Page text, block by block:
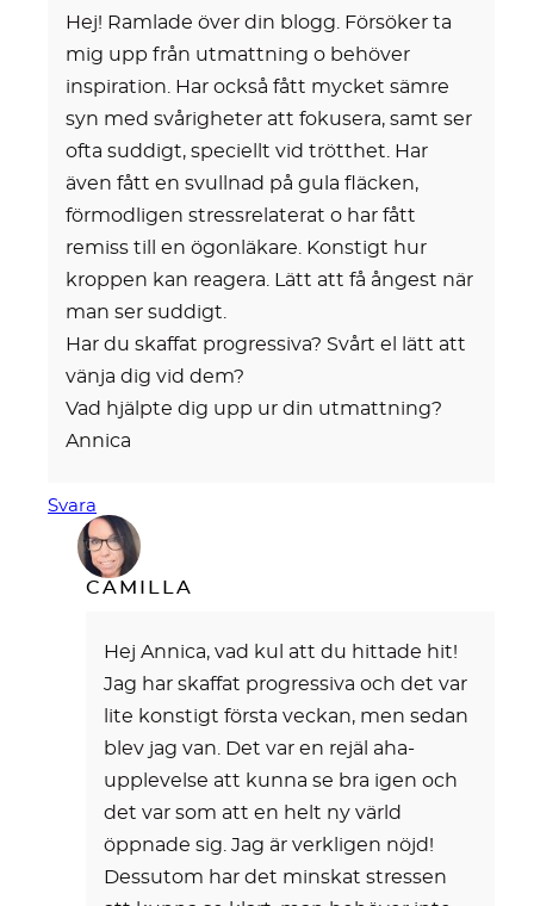
Hej! Ramlade över din blogg. Försöker ta
mig upp från utmattning o behöver
inspiration. Har också fått mycket sämre
syn med svårigheter att fokusera, samt ser
ofta suddigt, speciellt vid trötthet. Har
även fått en svullnad på gula fläcken,
förmodligen stressrelaterat o har fått
remiss till en ögonläkare. Konstigt hur
kroppen kan reagera. Lätt att få ångest när
man ser suddigt.
Har du skaffat progressiva? Svårt el lätt att
vänja dig vid dem?
Vad hjälpte dig upp ur din utmattning?
Annica
Svara
CAMILLA
Hej Annica, vad kul att du hittade hit!
Jag har skaffat progressiva och det var
lite konstigt första veckan, men sedan
blev jag van. Det var en rejäl aha-
upplevelse att kunna se bra igen och
det var som att en helt ny värld
öppnade sig. Jag är verkligen nöjd!
Dessutom har det minskat stressen